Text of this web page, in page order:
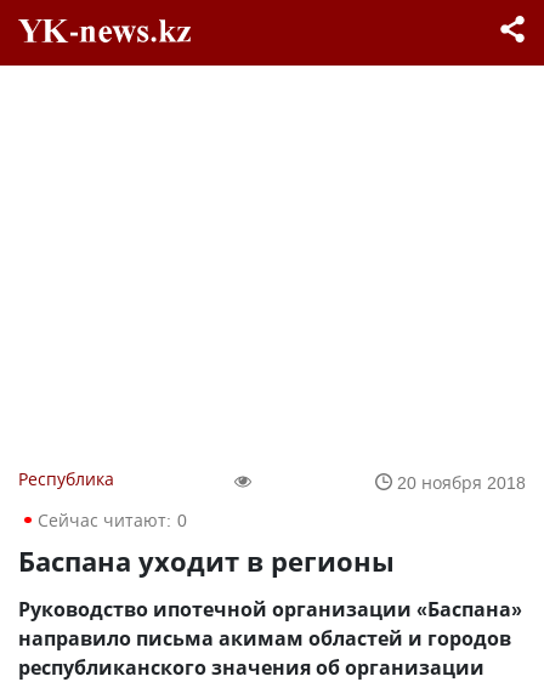
Республика
20 ноября 2018
Сейчас читают: 0
Баспана уходит в регионы
Руководство ипотечной организации «Баспана»
направило письма акимам областей и городов
республиканского значения об организации